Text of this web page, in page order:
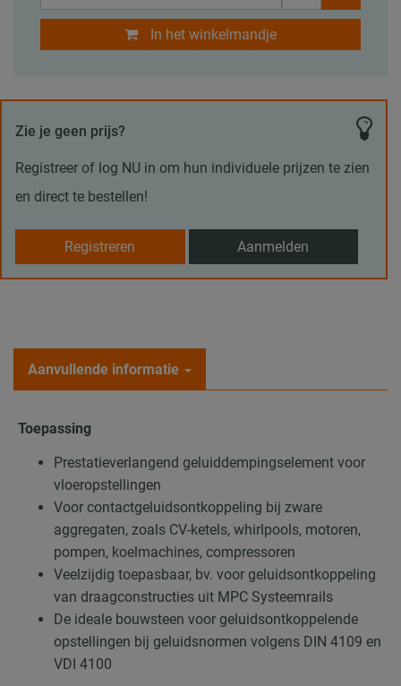
In het winkelmandje
Zie je geen prijs?
Registreer of log NU in om hun individuele prijzen te zien
en direct te bestellen!
Registreren Aanmelden
Aanvullende informatie
Toepassing
Prestatieverlangend geluiddempingselement voor
vloeropstellingen
Voor contactgeluidsontkoppeling bij zware
aggregaten, zoals CV-ketels, whirlpools, motoren,
pompen, koelmachines, compressoren
Veelzijdig toepasbaar, bv. voor geluidsontkoppeling
van draagconstructies uit MPC Systeemrails
De ideale bouwsteen voor geluidsontkoppelende
opstellingen bij geluidsnormen volgens DIN 4109 en
VDI 4100